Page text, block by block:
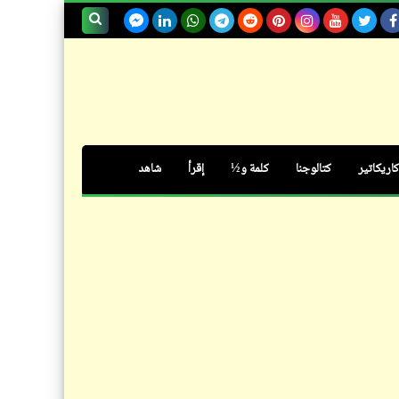
كاريكاتير كتالوجنا كلمة و½ إقرأ شاهد
بداية صادمة لموسيقى أفلام